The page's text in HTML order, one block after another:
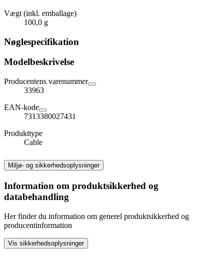
Vægt (inkl. emballage)
100,0 g
Nøglespecifikation
Modelbeskrivelse
Producentens varenummer
33963
EAN-kode
7313380027431
Produkttype
Cable
Miljø- og sikkerhedsoplysninger
Information om produktsikkerhed og
databehandling
Her finder du information om generel produktsikkerhed og
producentinformation
Vis sikkerhedsoplysninger